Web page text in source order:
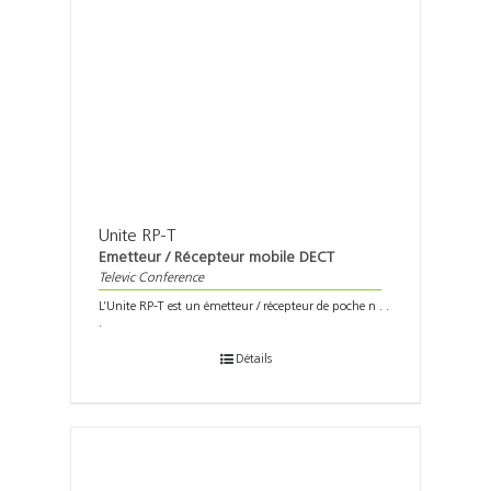
Unite RP-T
Emetteur / Récepteur mobile DECT
Televic Conference
L’Unite RP-T est un émetteur / récepteur de poche n . .
.
Détails